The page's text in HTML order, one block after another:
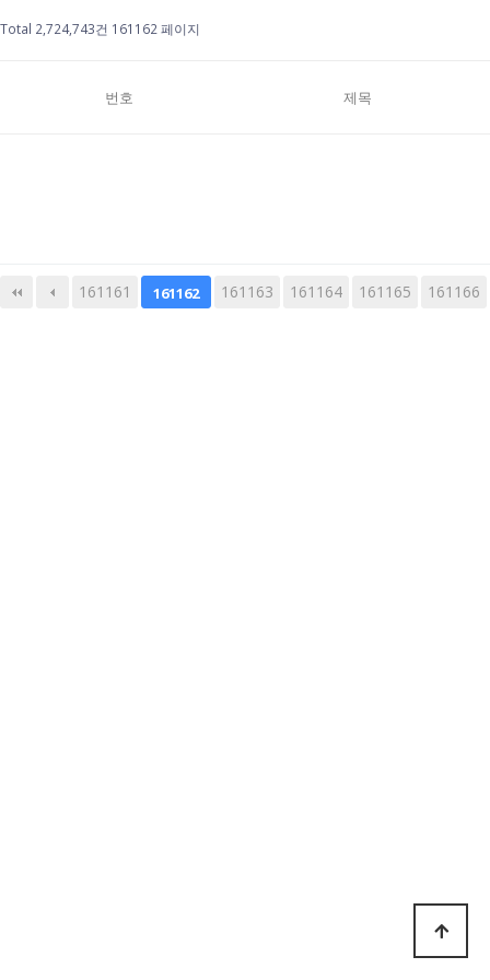
Total 2,724,743건 161162 페이지
번호 제목
161161 161162 161163 161164 161165 161166
다음 맨끝